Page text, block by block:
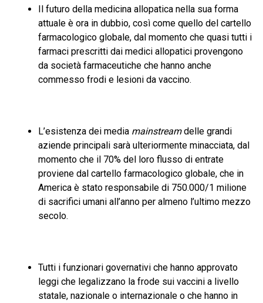
Il futuro della medicina allopatica nella sua forma
attuale è ora in dubbio, così come quello del cartello
farmacologico globale, dal momento che quasi tutti i
farmaci prescritti dai medici allopatici provengono
da società farmaceutiche che hanno anche
commesso frodi e lesioni da vaccino.
L’esistenza dei media mainstreamdelle grandi
aziende principali sarà ulteriormente minacciata, dal
momento che il 70% del loro flusso di entrate
proviene dal cartello farmacologico globale, che in
America è stato responsabile di 750.000/1 milione
di sacrifici umani all’anno per almeno l’ultimo mezzo
secolo.
Tutti i funzionari governativi che hanno approvato
leggi che legalizzano la frode sui vaccini a livello
statale, nazionale o internazionale o che hanno in